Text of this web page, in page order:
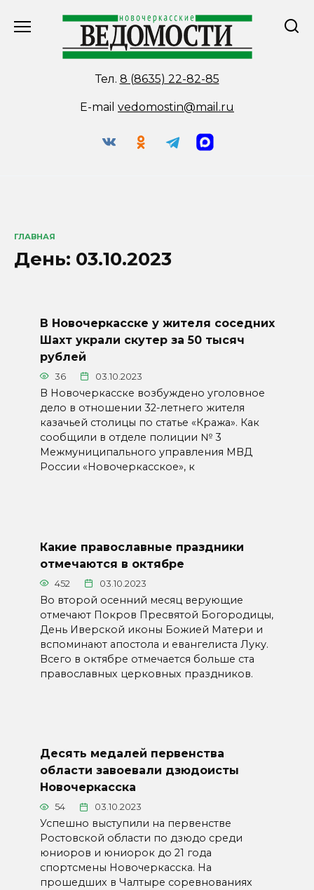
Тел. 8 (8635) 22-82-85
E-mail vedomostin@mail.ru
ГЛАВНАЯ
День: 03.10.2023
В Новочеркасске у жителя соседних
Шахт украли скутер за 50 тысяч
рублей
36 03.10.2023
В Новочеркасске возбуждено уголовное
дело в отношении 32-летнего жителя
казачьей столицы по статье «Кража». Как
сообщили в отделе полиции № 3
Межмуниципального управления МВД
России «Новочеркасское», к
Какие православные праздники
отмечаются в октябре
452 03.10.2023
Во второй осенний месяц верующие
отмечают Покров Пресвятой Богородицы,
День Иверской иконы Божией Матери и
вспоминают апостола и евангелиста Луку.
Всего в октябре отмечается больше ста
православных церковных праздников.
Десять медалей первенства
области завоевали дзюдоисты
Новочеркасска
54 03.10.2023
Успешно выступили на первенстве
Ростовской области по дзюдо среди
юниоров и юниорок до 21 года
спортсмены Новочеркасска. На
прошедших в Чалтыре соревнованиях